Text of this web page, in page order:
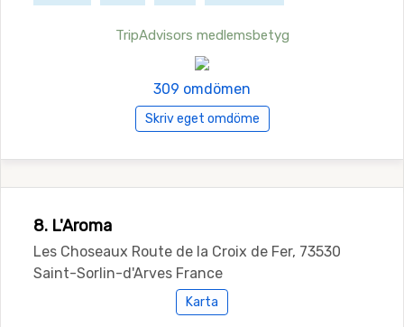
TripAdvisors medlemsbetyg
309 omdömen
Skriv eget omdöme
8. L'Aroma
Les Choseaux Route de la Croix de Fer, 73530
Saint-Sorlin-d'Arves France
Karta